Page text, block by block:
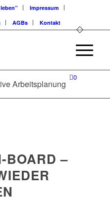
Impressum
AGBs Kontakt
0
Arbeitsplanung
BOARD –